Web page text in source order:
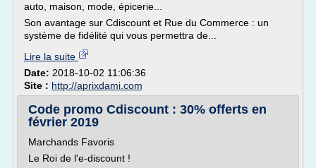
auto, maison, mode, épicerie...
Son avantage sur Cdiscount et Rue du Commerce : un
système de fidélité qui vous permettra de...
Lire la suite
Date: 2018-10-02 11:06:36
Site : http://aprixdami.com
Code promo Cdiscount : 30% offerts en
février 2019
Marchands Favoris
Le Roi de l'e-discount !